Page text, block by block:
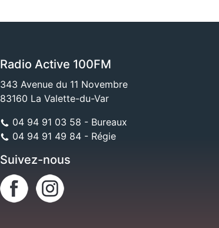
Radio Active 100FM
343 Avenue du 11 Novembre
83160 La Valette-du-Var
04 94 91 03 58 - Bureaux
04 94 91 49 84 - Régie
Suivez-nous